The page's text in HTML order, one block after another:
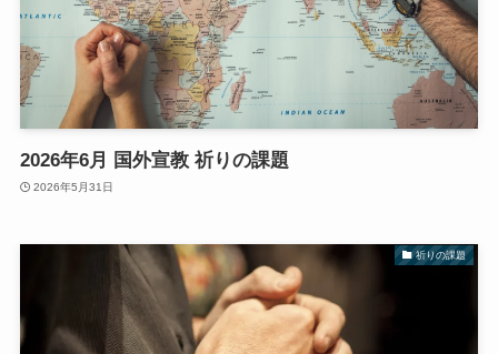
2026年6月 国外宣教 祈りの課題
2026年5月31日
祈りの課題